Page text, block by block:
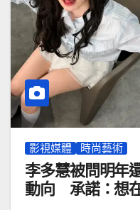
影視媒體 時尚藝術
李多慧被問明年
動向 承諾：想